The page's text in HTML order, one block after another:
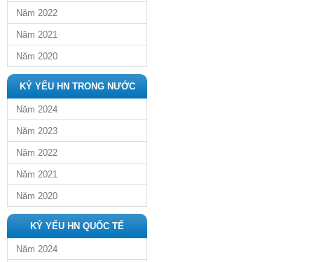
Năm 2022
Năm 2021
Năm 2020
KỶ YẾU HN TRONG NƯỚC
Năm 2024
Năm 2023
Năm 2022
Năm 2021
Năm 2020
KỶ YẾU HN QUỐC TẾ
Năm 2024